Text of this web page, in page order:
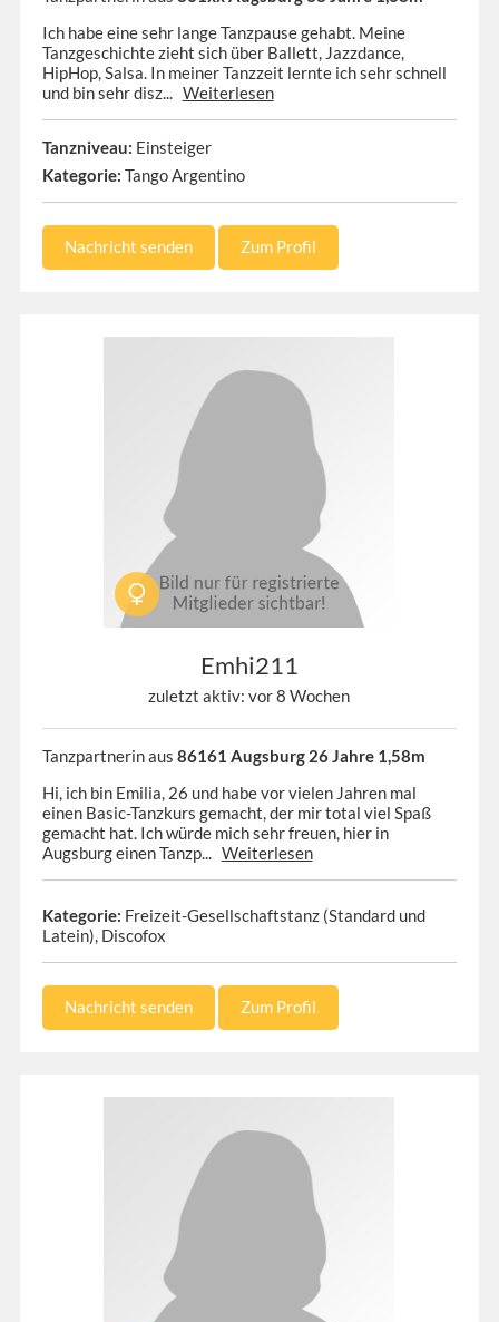
Ich habe eine sehr lange Tanzpause gehabt. Meine
Tanzgeschichte zieht sich über Ballett, Jazzdance,
HipHop, Salsa. In meiner Tanzzeit lernte ich sehr schnell
und bin sehr disz... Weiterlesen
Tanzniveau: Einsteiger
Kategorie: Tango Argentino
Nachricht senden Zum Profil
Emhi211
zuletzt aktiv: vor 8 Wochen
Tanzpartnerin aus 86161 Augsburg 26 Jahre 1,58m
Hi, ich bin Emilia, 26 und habe vor vielen Jahren mal
einen Basic-Tanzkurs gemacht, der mir total viel Spaß
gemacht hat. Ich würde mich sehr freuen, hier in
Augsburg einen Tanzp... Weiterlesen
Kategorie: Freizeit-Gesellschaftstanz (Standard und
Latein), Discofox
Nachricht senden Zum Profil